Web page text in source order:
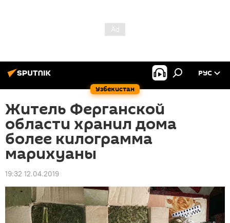
Узбекистан
РУС
Житель Ферганской
области хранил дома
более килограмма
марихуаны
19:32 12.04.2019